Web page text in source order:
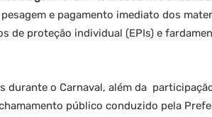
e pagamento imediato dos
proteção individual (EPIs) e
durante o Carnaval, além da
público conduzido pela